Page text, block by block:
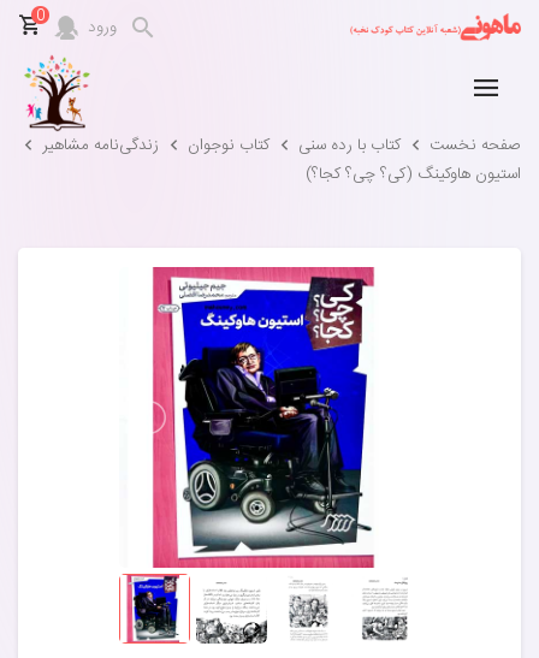
ورود 0
صفحه نخست کتاب با رده سنی کتاب نوجوان
زندگی‌نامه‌ مشاهیر
استیون هاوکینگ (کی؟ چی؟ کجا؟)